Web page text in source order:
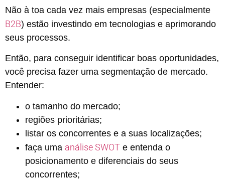
Não à toa cada vez mais empresas (especialmente
B2B) estão investindo em tecnologias e aprimorando
seus processos.
Então, para conseguir identificar boas oportunidades,
você precisa fazer uma segmentação de mercado.
Entender:
o tamanho do mercado;
regiões prioritárias;
listar os concorrentes e a suas localizações;
faça uma análise SWOT e entenda o
posicionamento e diferenciais do seus
concorrentes;